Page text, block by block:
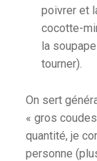
poivrer et
cocotte-
la
tourner).
On sert
« gros
quantité, je
personne